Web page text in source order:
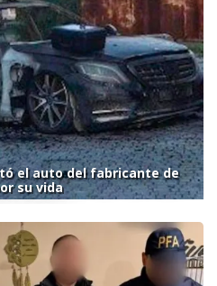
el auto del fabricante de
su vida